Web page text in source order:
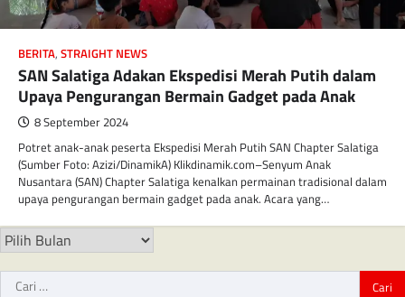
BERITA, STRAIGHT NEWS
SAN Salatiga Adakan Ekspedisi Merah Putih dalam
Upaya Pengurangan Bermain Gadget pada Anak
8 September 2024
Potret anak-anak peserta Ekspedisi Merah Putih SAN Chapter Salatiga
(Sumber Foto: Azizi/DinamikA) Klikdinamik.com–Senyum Anak
Nusantara (SAN) Chapter Salatiga kenalkan permainan tradisional dalam
upaya pengurangan bermain gadget pada anak. Acara yang…